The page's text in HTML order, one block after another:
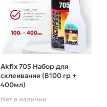
Akfix 705 Набор для
склеивания (В100 гр +
400мл)
Нет в наличии